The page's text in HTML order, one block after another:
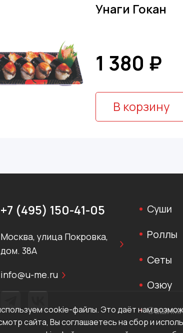
Унаги Гокан
1 380 ₽
В корзину
+7 (495) 150-41-05
Москва, улица Покровка,
дом. 38А
info@u-me.ru
Суши
Роллы
Сеты
Озюу
cookie-файлы. Это даёт нам
сайта, Вы соглашаетесь на сбор и